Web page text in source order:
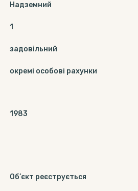
Надземний
1
задовільний
окремі особові рахунки
1983
Об’єкт реєструється